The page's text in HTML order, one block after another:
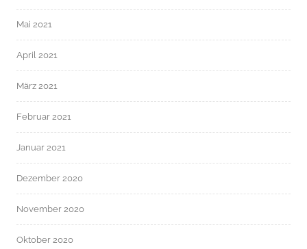
Mai 2021
April 2021
März 2021
Februar 2021
Januar 2021
Dezember 2020
November 2020
Oktober 2020